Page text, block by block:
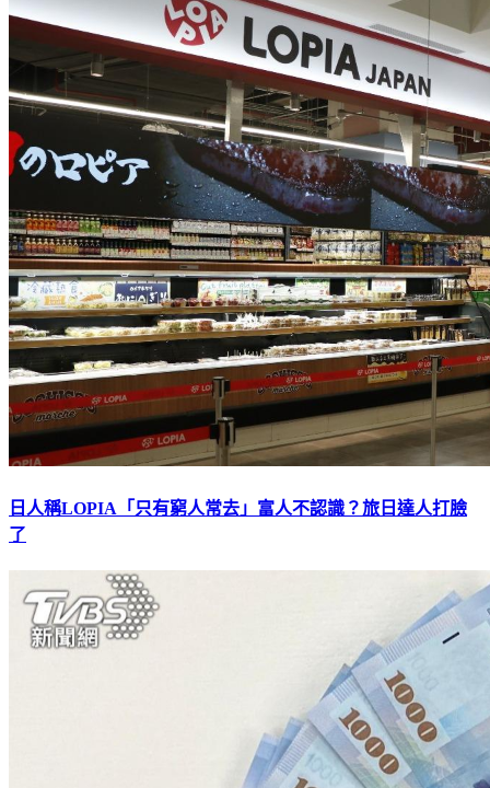
日人稱LOPIA「只有窮人常去」富人不認識？旅日達人打臉
了